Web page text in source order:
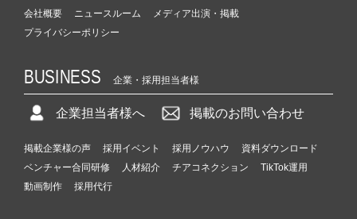
会社概要 ニュースルーム
メディア出演・掲載
プライバシーポリシー
BUSINESS 企業・採用担当者様
企業担当者様へ 掲載のお問い合わせ
掲載企業様の声 採用イベント 採用ノウハウ
資料ダウンロード
ベンチャー合同研修
人材紹介 チアコネクション
TikTok運用
動画制作
採用代行